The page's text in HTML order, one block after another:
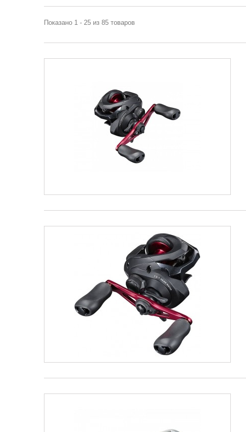
Показано 1 - 25 из 85 товаров